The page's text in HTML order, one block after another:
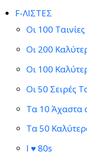
F-ΛΙΣΤΕΣ
Οι 100
Οι 200
Οι 100
Οι 50 Σειρές
Τα 10 Άχαστα
Τα 50
I ♥ 80s